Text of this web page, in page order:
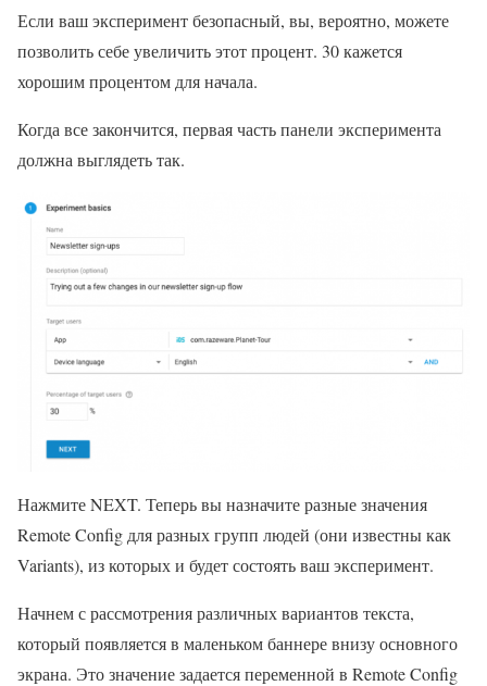
Если ваш эксперимент безопасный, вы, вероятно, можете
позволить себе увеличить этот процент. 30 кажется
хорошим процентом для начала.
Когда все закончится, первая часть панели эксперимента
должна выглядеть так.
Нажмите NEXT. Теперь вы назначите разные значения
Remote Config для разных групп людей (они известны как
Variants), из которых и будет состоять ваш эксперимент.
Начнем с рассмотрения различных вариантов текста,
который появляется в маленьком баннере внизу основного
экрана. Это значение задается переменной в Remote Config